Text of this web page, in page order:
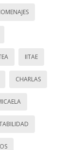
IITAE
CHARLAS